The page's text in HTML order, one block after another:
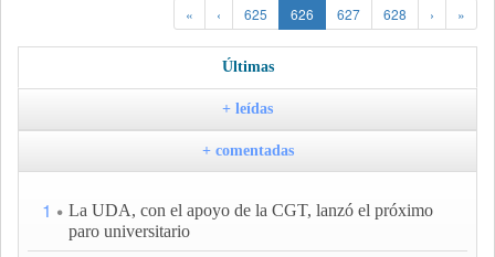
« ‹ 625 626 627 628 › »
Últimas
+ leídas
+ comentadas
1
La UDA, con el apoyo de la CGT, lanzó el próximo
paro universitario